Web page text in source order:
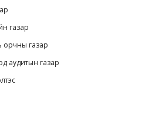
газар
орчны газар
аудитын газар